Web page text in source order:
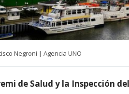
Negroni | Agencia UNO
de Salud y la Inspección